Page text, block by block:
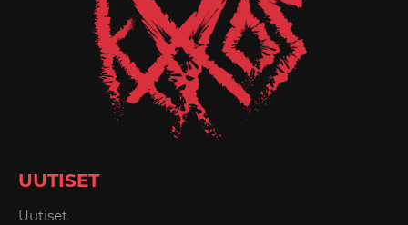
UUTISET
Uutiset